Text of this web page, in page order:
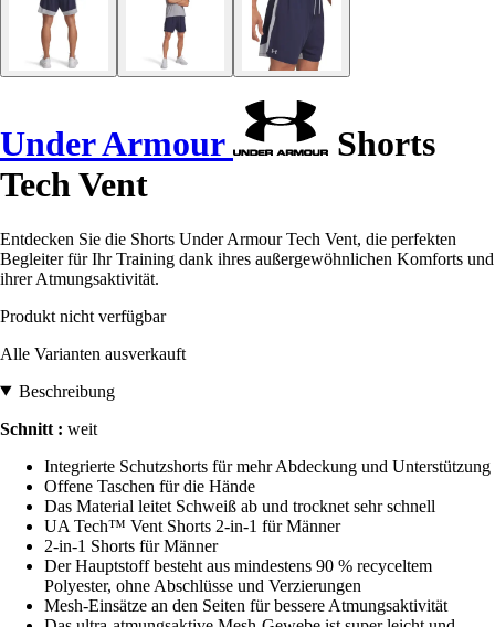
Under Armour
Shorts
Tech Vent
Entdecken Sie die Shorts Under Armour Tech Vent, die perfekten
Begleiter für Ihr Training dank ihres außergewöhnlichen Komforts und
ihrer Atmungsaktivität.
Produkt nicht verfügbar
Alle Varianten ausverkauft
Beschreibung
Schnitt : weit
Integrierte Schutzshorts für mehr Abdeckung und Unterstützung
Offene Taschen für die Hände
Das Material leitet Schweiß ab und trocknet sehr schnell
UA Tech™ Vent Shorts 2-in-1 für Männer
2-in-1 Shorts für Männer
Der Hauptstoff besteht aus mindestens 90 % recyceltem
Polyester, ohne Abschlüsse und Verzierungen
Mesh-Einsätze an den Seiten für bessere Atmungsaktivität